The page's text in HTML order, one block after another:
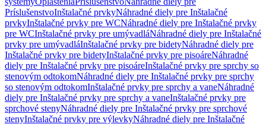
PríslušenstvoInštalačné prvkyNáhradné diely pre Inštalačné
prvkyInštalačné prvky pre WCNáhradné diely pre Inštalačné prvky
pre WCInštalačné prvky pre umývadláNáhradné diely pre Inštalačné
prvky pre umývadláInštalačné prvky pre bidetyNáhradné diely pre
Inštalačné prvky pre bidetyInštalačné prvky pre pisoáreNáhradné
diely pre Inštalačné prvky pre pisoáreInštalačné prvky pre sprchy so
stenovým odtokomNáhradné diely pre Inštalačné prvky pre sprchy
so stenovým odtokomInštalačné prvky pre sprchy a vaneNáhradné
diely pre Inštalačné prvky pre sprchy a vaneInštalačné prvky pre
sprchové stenyNáhradné diely pre Inštalačné prvky pre sprchové
stenyInštalačné prvky pre výlevkyNáhradné diely pre Inštalačné